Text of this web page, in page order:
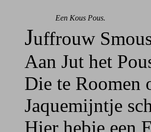
Een Kous Pous.
Juffrouw
Aan Jut het
Die te Roomen
Jaquemijntje
Hier hebje een